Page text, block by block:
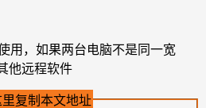
用，如果两台电脑不是同一宽
他远程软件
里复制本文地址